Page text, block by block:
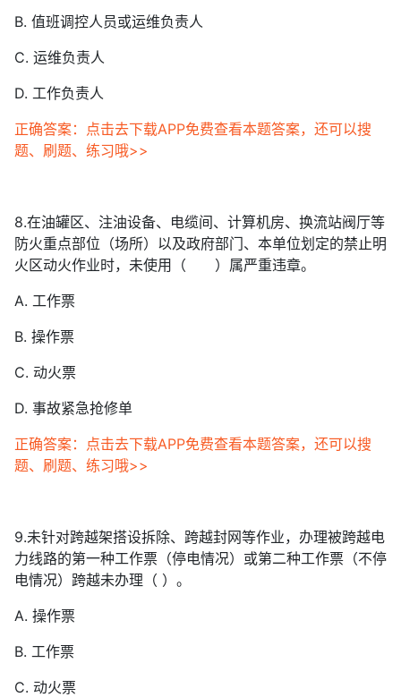
B. 值班调控人员或运维负责人
C. 运维负责人
D. 工作负责人
正确答案：点击去下载APP免费查看本题答案，还可以搜
题、刷题、练习哦>>
8.在油罐区、注油设备、电缆间、计算机房、换流站阀厅等
防火重点部位（场所）以及政府部门、本单位划定的禁止明
火区动火作业时，未使用（ ）属严重违章。
A. 工作票
B. 操作票
C. 动火票
D. 事故紧急抢修单
正确答案：点击去下载APP免费查看本题答案，还可以搜
题、刷题、练习哦>>
9.未针对跨越架搭设拆除、跨越封网等作业，办理被跨越电
力线路的第一种工作票（停电情况）或第二种工作票（不停
电情况）跨越未办理（ ）。
A. 操作票
B. 工作票
C. 动火票